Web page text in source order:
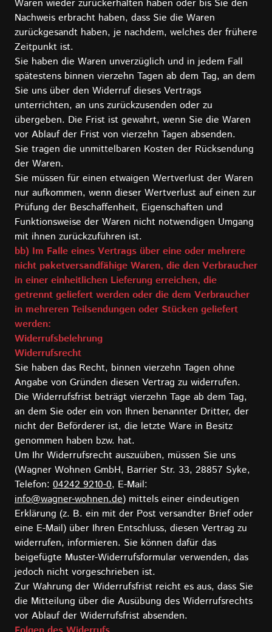
Waren wieder zurückerhalten haben oder bis Sie den
Nachweis erbracht haben, dass Sie die Waren
zurückgesandt haben, je nachdem, welches der frühere
Zeitpunkt ist.
Sie haben die Waren unverzüglich und in jedem Fall
spätestens binnen vierzehn Tagen ab dem Tag, an dem
Sie uns über den Widerruf dieses Vertrags
unterrichten, an uns zurückzusenden oder zu
übergeben. Die Frist ist gewahrt, wenn Sie die Waren
vor Ablauf der Frist von vierzehn Tagen absenden.
Sie tragen die unmittelbaren Kosten der Rücksendung
der Waren.
Sie müssen für einen etwaigen Wertverlust der Waren
nur aufkommen, wenn dieser Wertverlust auf einen zur
Prüfung der Beschaffenheit, Eigenschaften und
Funktionsweise der Waren nicht notwendigen Umgang
mit ihnen zurückzuführen ist.
bb) Im Falle eines Vertrags über eine oder mehrere
nicht paketversandfähige Waren, die den Verbraucher
in einer einheitlichen Lieferung erreichen, die
getrennt geliefert werden oder die dem Verbraucher
in mehreren Teilsendungen oder Stücken geliefert
werden:
Widerrufsbelehrung
Widerrufsrecht
Sie haben das Recht, binnen vierzehn Tagen ohne
Angabe von Gründen diesen Vertrag zu widerrufen.
Die Widerrufsfrist beträgt vierzehn Tage ab dem Tag,
an dem Sie oder ein von Ihnen benannter Dritter, der
nicht der Beförderer ist, die letzte Ware in Besitz
genommen haben bzw. hat.
Um Ihr Widerrufsrecht auszuüben, müssen Sie uns
(Wagner Wohnen GmbH, Barrier Str. 33, 28857 Syke,
Telefon: 04242 9210-0, E-Mail:
info@wagner-wohnen.de) mittels einer eindeutigen
Erklärung (z. B. ein mit der Post versandter Brief oder
eine E-Mail) über Ihren Entschluss, diesen Vertrag zu
widerrufen, informieren. Sie können dafür das
beigefügte Muster-Widerrufsformular verwenden, das
jedoch nicht vorgeschrieben ist.
Zur Wahrung der Widerrufsfrist reicht es aus, dass Sie
die Mitteilung über die Ausübung des Widerrufsrechts
vor Ablauf der Widerrufsfrist absenden.